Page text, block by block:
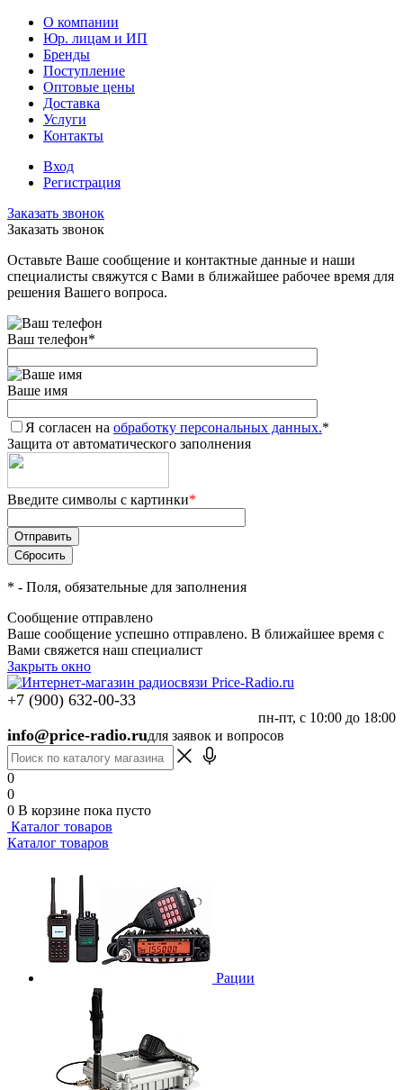
О компании
Юр. лицам и ИП
Бренды
Поступление
Оптовые цены
Доставка
Услуги
Контакты
Вход
Регистрация
Заказать звонок
Заказать звонок
Оставьте Ваше сообщение и контактные данные и наши
специалисты свяжутся с Вами в ближайшее рабочее время для
решения Вашего вопроса.
Ваш телефон*
Ваше имя
Я согласен на обработку персональных данных.*
Защита от автоматического заполнения
Введите символы с картинки*
* - Поля, обязательные для заполнения
Сообщение отправлено
Ваше сообщение успешно отправлено. В ближайшее время с
Вами свяжется наш специалист
Закрыть окно
+7 (900) 632-00-33
пн-пт, с 10:00 до 18:00
info@price-radio.ruдля заявок и вопросов
0
0
0 В корзине пока пусто
Каталог товаров
Каталог товаров
Рации